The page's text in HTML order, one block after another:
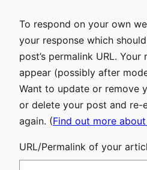
To respond on your own
your response which
post’s permalink URL.
appear (possibly after
Want to update or remove
or delete your post and re-
again. (Find out more
URL/Permalink of your